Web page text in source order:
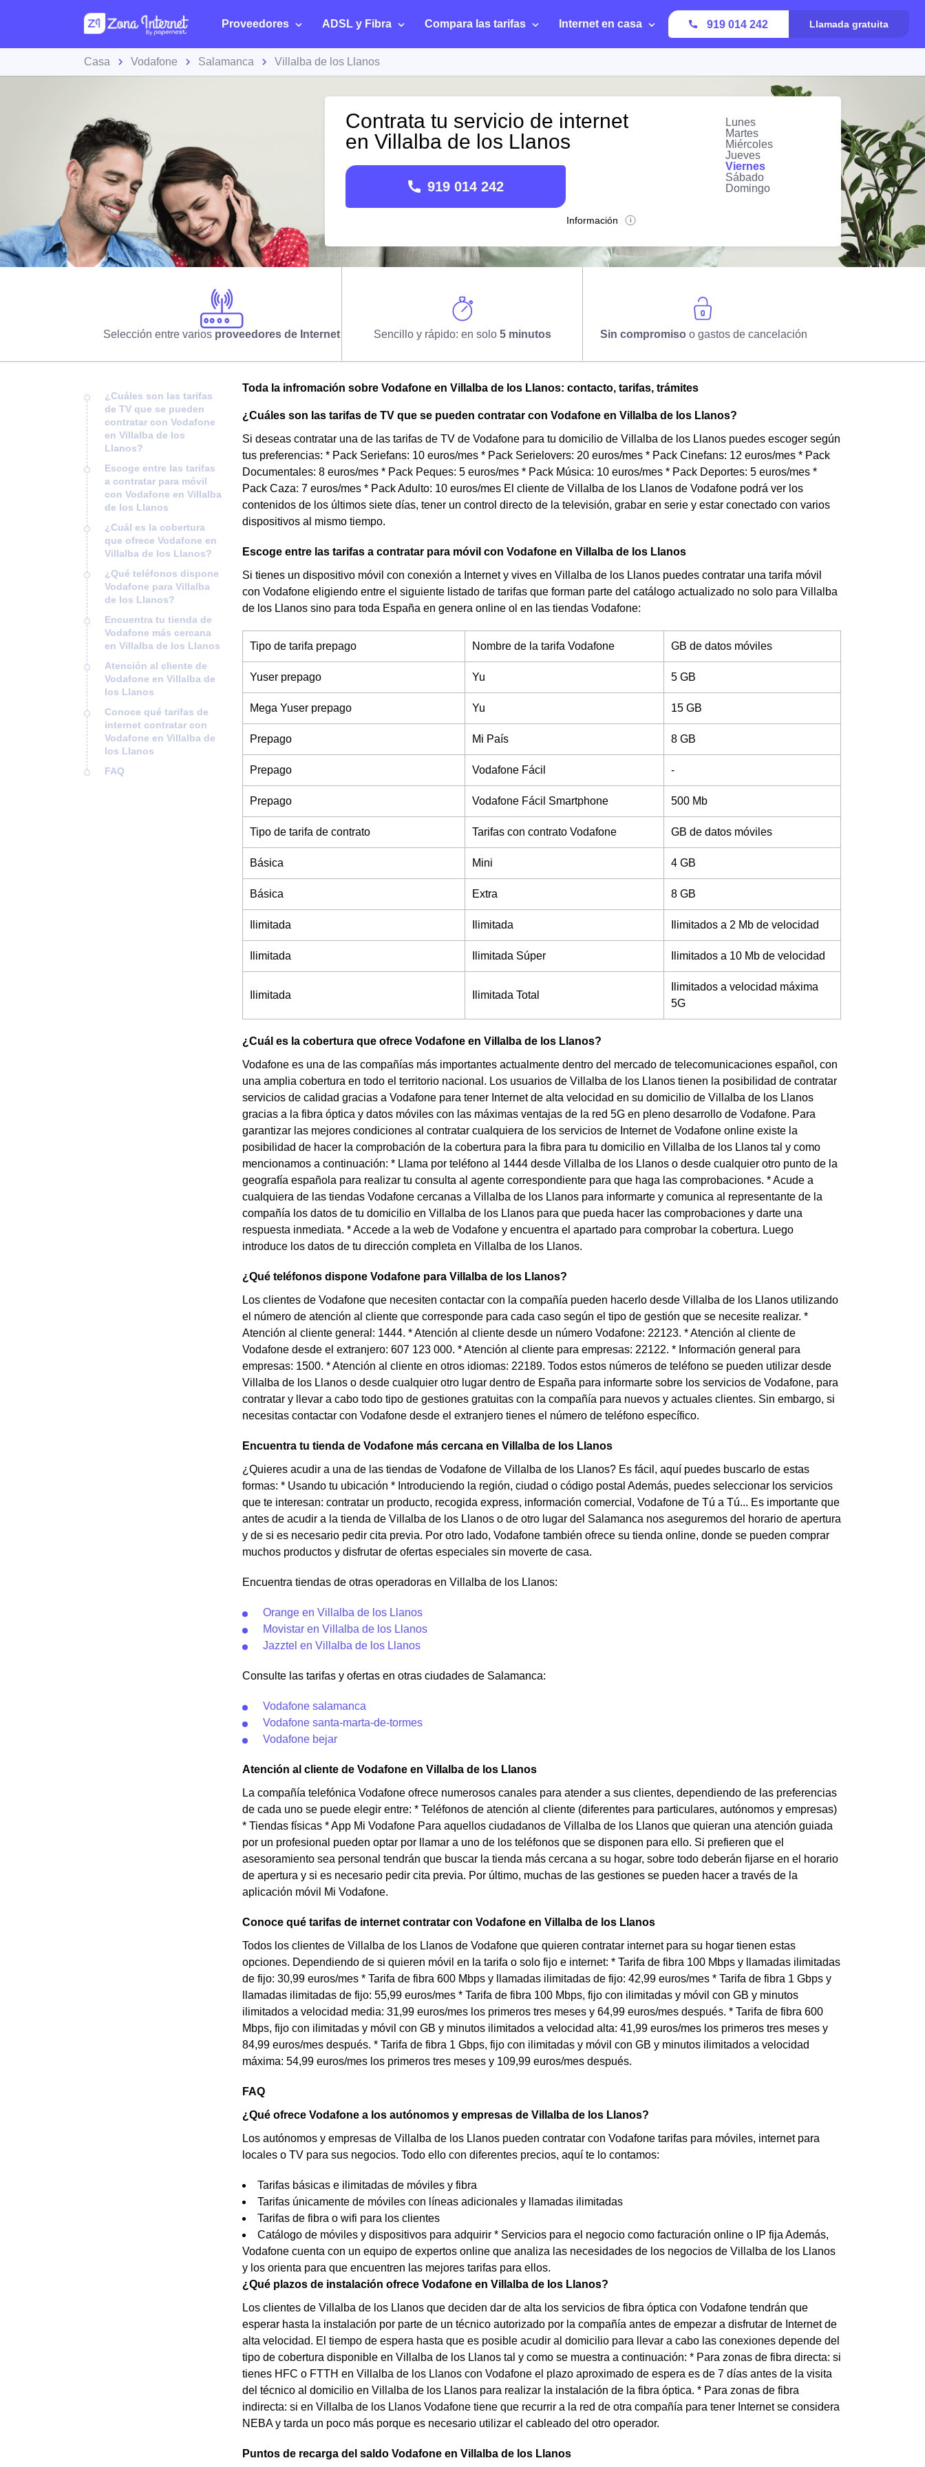
Proveedores ADSL y Fibra Compara las tarifas Internet en casa 919 014 242 Llamada gratuita
Casa Vodafone Salamanca Villalba de los Llanos
Contrata tu servicio de internet
en Villalba de los Llanos
919 014 242
Información
Lunes
Martes
Miércoles
Jueves
Viernes
Sábado
Domingo
Selección entre varios proveedores de Internet Sencillo y rápido: en solo 5 minutos Sin compromiso o gastos de cancelación
¿Cuáles son las tarifas
de TV que se pueden
contratar con Vodafone
en Villalba de los
Llanos?
Escoge entre las tarifas
a contratar para móvil
con Vodafone en Villalba
de los Llanos
¿Cuál es la cobertura
que ofrece Vodafone en
Villalba de los Llanos?
¿Qué teléfonos dispone
Vodafone para Villalba
de los Llanos?
Encuentra tu tienda de
Vodafone más cercana
en Villalba de los Llanos
Atención al cliente de
Vodafone en Villalba de
los Llanos
Conoce qué tarifas de
internet contratar con
Vodafone en Villalba de
los Llanos
FAQ
Toda la infromación sobre Vodafone en Villalba de los Llanos: contacto, tarifas, trámites
¿Cuáles son las tarifas de TV que se pueden contratar con Vodafone en Villalba de los Llanos?
Si deseas contratar una de las tarifas de TV de Vodafone para tu domicilio de Villalba de los Llanos puedes escoger según
tus preferencias: * Pack Seriefans: 10 euros/mes * Pack Serielovers: 20 euros/mes * Pack Cinefans: 12 euros/mes * Pack
Documentales: 8 euros/mes * Pack Peques: 5 euros/mes * Pack Música: 10 euros/mes * Pack Deportes: 5 euros/mes *
Pack Caza: 7 euros/mes * Pack Adulto: 10 euros/mes El cliente de Villalba de los Llanos de Vodafone podrá ver los
contenidos de los últimos siete días, tener un control directo de la televisión, grabar en serie y estar conectado con varios
dispositivos al mismo tiempo.
Escoge entre las tarifas a contratar para móvil con Vodafone en Villalba de los Llanos
Si tienes un dispositivo móvil con conexión a Internet y vives en Villalba de los Llanos puedes contratar una tarifa móvil
con Vodafone eligiendo entre el siguiente listado de tarifas que forman parte del catálogo actualizado no solo para Villalba
de los Llanos sino para toda España en genera online ol en las tiendas Vodafone:
Tipo de tarifa prepago Nombre de la tarifa Vodafone GB de datos móviles
Yuser prepago Yu 5 GB
Mega Yuser prepago Yu 15 GB
Prepago Mi País 8 GB
Prepago Vodafone Fácil -
Prepago Vodafone Fácil Smartphone 500 Mb
Tipo de tarifa de contrato Tarifas con contrato Vodafone GB de datos móviles
Básica Mini 4 GB
Básica Extra 8 GB
Ilimitada Ilimitada Ilimitados a 2 Mb de velocidad
Ilimitada Ilimitada Súper Ilimitados a 10 Mb de velocidad
Ilimitada Ilimitada Total
Ilimitados a velocidad máxima
5G
¿Cuál es la cobertura que ofrece Vodafone en Villalba de los Llanos?
Vodafone es una de las compañías más importantes actualmente dentro del mercado de telecomunicaciones español, con
una amplia cobertura en todo el territorio nacional. Los usuarios de Villalba de los Llanos tienen la posibilidad de contratar
servicios de calidad gracias a Vodafone para tener Internet de alta velocidad en su domicilio de Villalba de los Llanos
gracias a la fibra óptica y datos móviles con las máximas ventajas de la red 5G en pleno desarrollo de Vodafone. Para
garantizar las mejores condiciones al contratar cualquiera de los servicios de Internet de Vodafone online existe la
posibilidad de hacer la comprobación de la cobertura para la fibra para tu domicilio en Villalba de los Llanos tal y como
mencionamos a continuación: * Llama por teléfono al 1444 desde Villalba de los Llanos o desde cualquier otro punto de la
geografía española para realizar tu consulta al agente correspondiente para que haga las comprobaciones. * Acude a
cualquiera de las tiendas Vodafone cercanas a Villalba de los Llanos para informarte y comunica al representante de la
compañía los datos de tu domicilio en Villalba de los Llanos para que pueda hacer las comprobaciones y darte una
respuesta inmediata. * Accede a la web de Vodafone y encuentra el apartado para comprobar la cobertura. Luego
introduce los datos de tu dirección completa en Villalba de los Llanos.
¿Qué teléfonos dispone Vodafone para Villalba de los Llanos?
Los clientes de Vodafone que necesiten contactar con la compañía pueden hacerlo desde Villalba de los Llanos utilizando
el número de atención al cliente que corresponde para cada caso según el tipo de gestión que se necesite realizar. *
Atención al cliente general: 1444. * Atención al cliente desde un número Vodafone: 22123. * Atención al cliente de
Vodafone desde el extranjero: 607 123 000. * Atención al cliente para empresas: 22122. * Información general para
empresas: 1500. * Atención al cliente en otros idiomas: 22189. Todos estos números de teléfono se pueden utilizar desde
Villalba de los Llanos o desde cualquier otro lugar dentro de España para informarte sobre los servicios de Vodafone, para
contratar y llevar a cabo todo tipo de gestiones gratuitas con la compañía para nuevos y actuales clientes. Sin embargo, si
necesitas contactar con Vodafone desde el extranjero tienes el número de teléfono específico.
Encuentra tu tienda de Vodafone más cercana en Villalba de los Llanos
¿Quieres acudir a una de las tiendas de Vodafone de Villalba de los Llanos? Es fácil, aquí puedes buscarlo de estas
formas: * Usando tu ubicación * Introduciendo la región, ciudad o código postal Además, puedes seleccionar los servicios
que te interesan: contratar un producto, recogida express, información comercial, Vodafone de Tú a Tú... Es importante que
antes de acudir a la tienda de Villalba de los Llanos o de otro lugar del Salamanca nos aseguremos del horario de apertura
y de si es necesario pedir cita previa. Por otro lado, Vodafone también ofrece su tienda online, donde se pueden comprar
muchos productos y disfrutar de ofertas especiales sin moverte de casa.
Encuentra tiendas de otras operadoras en Villalba de los Llanos:
Orange en Villalba de los Llanos
Movistar en Villalba de los Llanos
Jazztel en Villalba de los Llanos
Consulte las tarifas y ofertas en otras ciudades de Salamanca:
Vodafone salamanca
Vodafone santa-marta-de-tormes
Vodafone bejar
Atención al cliente de Vodafone en Villalba de los Llanos
La compañía telefónica Vodafone ofrece numerosos canales para atender a sus clientes, dependiendo de las preferencias
de cada uno se puede elegir entre: * Teléfonos de atención al cliente (diferentes para particulares, autónomos y empresas)
* Tiendas físicas * App Mi Vodafone Para aquellos ciudadanos de Villalba de los Llanos que quieran una atención guiada
por un profesional pueden optar por llamar a uno de los teléfonos que se disponen para ello. Si prefieren que el
asesoramiento sea personal tendrán que buscar la tienda más cercana a su hogar, sobre todo deberán fijarse en el horario
de apertura y si es necesario pedir cita previa. Por último, muchas de las gestiones se pueden hacer a través de la
aplicación móvil Mi Vodafone.
Conoce qué tarifas de internet contratar con Vodafone en Villalba de los Llanos
Todos los clientes de Villalba de los Llanos de Vodafone que quieren contratar internet para su hogar tienen estas
opciones. Dependiendo de si quieren móvil en la tarifa o solo fijo e internet: * Tarifa de fibra 100 Mbps y llamadas ilimitadas
de fijo: 30,99 euros/mes * Tarifa de fibra 600 Mbps y llamadas ilimitadas de fijo: 42,99 euros/mes * Tarifa de fibra 1 Gbps y
llamadas ilimitadas de fijo: 55,99 euros/mes * Tarifa de fibra 100 Mbps, fijo con ilimitadas y móvil con GB y minutos
ilimitados a velocidad media: 31,99 euros/mes los primeros tres meses y 64,99 euros/mes después. * Tarifa de fibra 600
Mbps, fijo con ilimitadas y móvil con GB y minutos ilimitados a velocidad alta: 41,99 euros/mes los primeros tres meses y
84,99 euros/mes después. * Tarifa de fibra 1 Gbps, fijo con ilimitadas y móvil con GB y minutos ilimitados a velocidad
máxima: 54,99 euros/mes los primeros tres meses y 109,99 euros/mes después.
FAQ
¿Qué ofrece Vodafone a los autónomos y empresas de Villalba de los Llanos?
Los autónomos y empresas de Villalba de los Llanos pueden contratar con Vodafone tarifas para móviles, internet para
locales o TV para sus negocios. Todo ello con diferentes precios, aquí te lo contamos:
Tarifas básicas e ilimitadas de móviles y fibra
Tarifas únicamente de móviles con líneas adicionales y llamadas ilimitadas
Tarifas de fibra o wifi para los clientes
Catálogo de móviles y dispositivos para adquirir * Servicios para el negocio como facturación online o IP fija Además,
Vodafone cuenta con un equipo de expertos online que analiza las necesidades de los negocios de Villalba de los Llanos
y los orienta para que encuentren las mejores tarifas para ellos.
¿Qué plazos de instalación ofrece Vodafone en Villalba de los Llanos?
Los clientes de Villalba de los Llanos que deciden dar de alta los servicios de fibra óptica con Vodafone tendrán que
esperar hasta la instalación por parte de un técnico autorizado por la compañía antes de empezar a disfrutar de Internet de
alta velocidad. El tiempo de espera hasta que es posible acudir al domicilio para llevar a cabo las conexiones depende del
tipo de cobertura disponible en Villalba de los Llanos tal y como se muestra a continuación: * Para zonas de fibra directa: si
tienes HFC o FTTH en Villalba de los Llanos con Vodafone el plazo aproximado de espera es de 7 días antes de la visita
del técnico al domicilio en Villalba de los Llanos para realizar la instalación de la fibra óptica. * Para zonas de fibra
indirecta: si en Villalba de los Llanos Vodafone tiene que recurrir a la red de otra compañía para tener Internet se considera
NEBA y tarda un poco más porque es necesario utilizar el cableado del otro operador.
Puntos de recarga del saldo Vodafone en Villalba de los Llanos